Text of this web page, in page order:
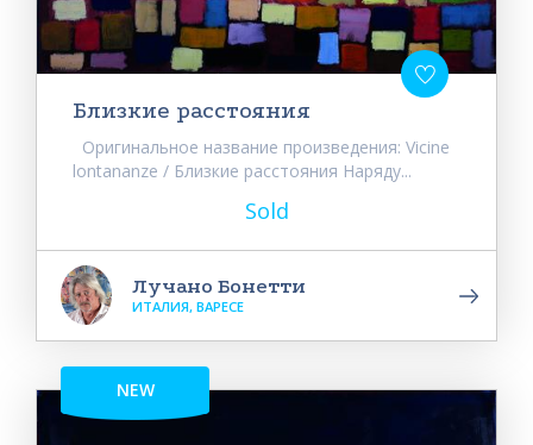
Близкие расстояния
Оригинальное название произведения: Vicine
lontananze / Близкие расстояния Наряду...
Sold
Лучано Бонетти
ИТАЛИЯ, ВАРЕСЕ
NEW